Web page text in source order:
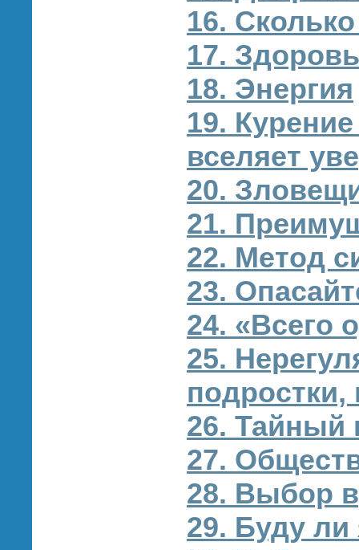
16.
17.
18. Энергия
19.
вселяет
20.
21.
22. Метод
23.
24. «Всего
25.
26. Тайный
27.
28. Выбор
29. Буду ли